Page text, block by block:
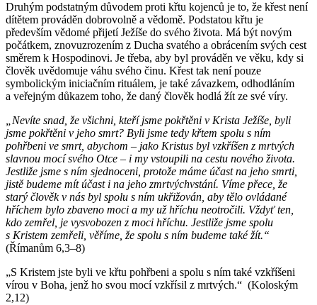
Druhým podstatným důvodem proti křtu kojenců je to, že křest není
dítětem prováděn dobrovolně a vědomě. Podstatou křtu je
především vědomé přijetí Ježíše do svého života. Má být novým
počátkem, znovuzrozením z Ducha svatého a obrácením svých cest
směrem k Hospodinovi. Je třeba, aby byl prováděn ve věku, kdy si
člověk uvědomuje váhu svého činu. Křest tak není pouze
symbolickým iniciačním rituálem, je také závazkem, odhodláním
a veřejným důkazem toho, že daný člověk hodlá žít ze své víry.
„Nevíte snad, že všichni, kteří jsme pokřtěni v Krista Ježíše, byli
jsme pokřtěni v jeho smrt? Byli jsme tedy křtem spolu s ním
pohřbeni ve smrt, abychom – jako Kristus byl vzkříšen z mrtvých
slavnou mocí svého Otce – i my vstoupili na cestu nového života.
Jestliže jsme s ním sjednoceni, protože máme účast na jeho smrti,
jistě budeme mít účast i na jeho zmrtvýchvstání. Víme přece, že
starý člověk v nás byl spolu s ním ukřižován, aby tělo ovládané
hříchem bylo zbaveno moci a my už hříchu neotročili. Vždyť ten,
kdo zemřel, je vysvobozen z moci hříchu. Jestliže jsme spolu
s Kristem zemřeli, věříme, že spolu s ním budeme také žít.“
(Římanům 6,3–8)
„S Kristem jste byli ve křtu pohřbeni a spolu s ním také vzkříšeni
vírou v Boha, jenž ho svou mocí vzkřísil z mrtvých.“ (Koloským
2,12)